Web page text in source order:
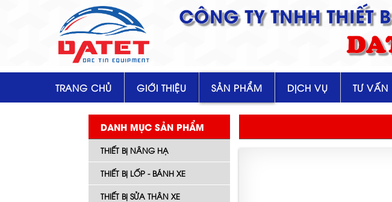
CÔNG TY TNHH THIẾT
TRANG CHỦ GIỚI THIỆU SẢN PHẨM DỊCH VỤ TƯ VẤN
DANH MỤC SẢN PHẨM
THIẾT BỊ NÂNG HẠ
THIẾT BỊ LỐP - BÁNH XE
THIẾT BỊ SỬA THÂN XE